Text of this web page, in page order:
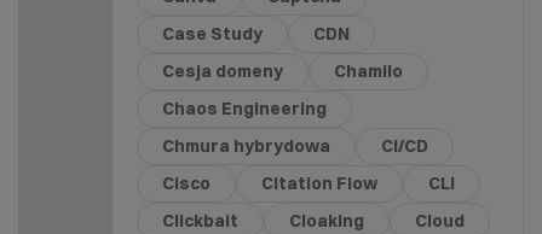
Case Study
CDN
Cesja domeny
Chamilo
Chaos Engineering
Chmura hybrydowa
CI/CD
Cisco
Citation Flow
CLI
Clickbait
Cloaking
Cloud